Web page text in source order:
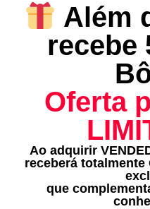
Além
recebe
Oferta
Ao adquirir
receberá totalmente
que